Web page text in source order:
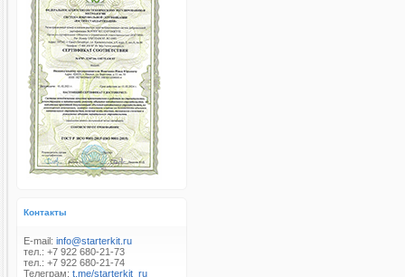
Контакты
E-mail: info@starterkit.ru
тел.: +7 922 680-21-73
тел.: +7 922 680-21-74
Телеграм: t.me/starterkit_ru